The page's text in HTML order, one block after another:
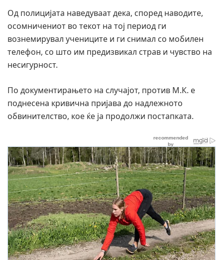
Од полицијата наведуваат дека, според наводите,
осомничениот во текот на тој период ги
вознемирувал учениците и ги снимал со мобилен
телефон, со што им предизвикал страв и чувство на
несигурност.
По документирањето на случајот, против М.К. е
поднесена кривична пријава до надлежното
обвинителство, кое ќе ја продолжи постапката.